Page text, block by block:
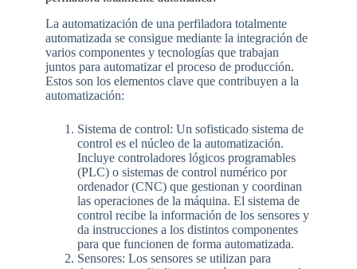
La automatización de una perfiladora totalmente
automatizada se consigue mediante la integración de
varios componentes y tecnologías que trabajan
juntos para automatizar el proceso de producción.
Estos son los elementos clave que contribuyen a la
automatización:
Sistema de control: Un sofisticado sistema de
control es el núcleo de la automatización.
Incluye controladores lógicos programables
(PLC) o sistemas de control numérico por
ordenador (CNC) que gestionan y coordinan
las operaciones de la máquina. El sistema de
control recibe la información de los sensores y
da instrucciones a los distintos componentes
para que funcionen de forma automatizada.
Sensores: Los sensores se utilizan para